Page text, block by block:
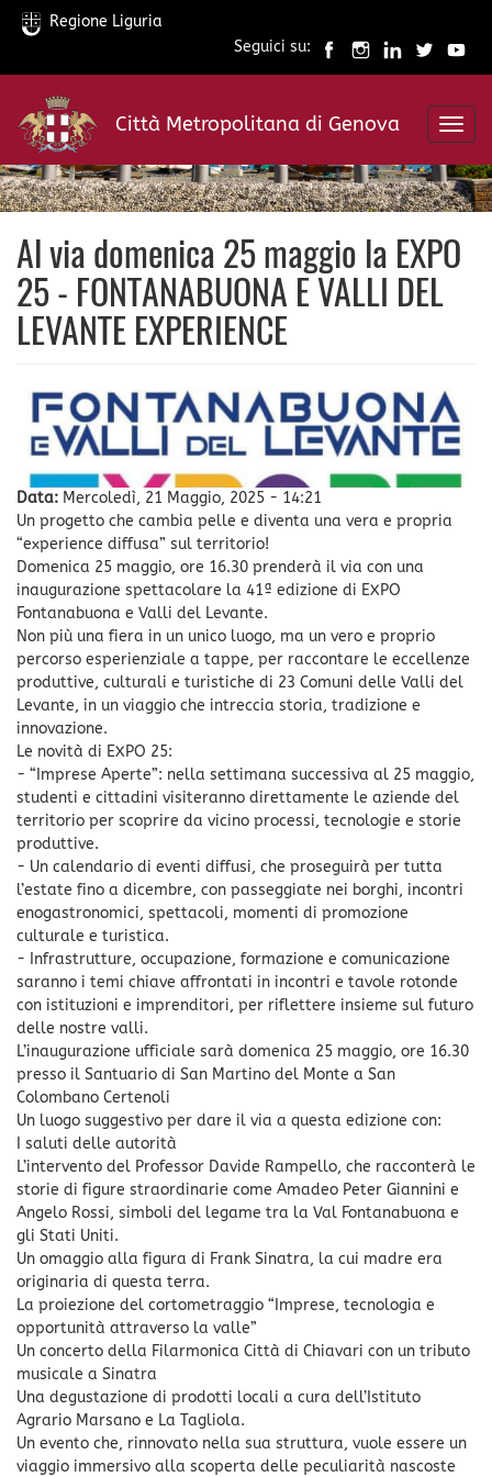
Salta
contenuto
principale
Regione Liguria
Seguici su:
Città Metropolitana di Genova
Al via domenica 25 maggio la EXPO
25 - FONTANABUONA E VALLI DEL
LEVANTE EXPERIENCE
Data: Mercoledì, 21 Maggio, 2025 - 14:21
Un progetto che cambia pelle e diventa una vera e propria
“experience diffusa” sul territorio!
Domenica 25 maggio, ore 16.30 prenderà il via con una
inaugurazione spettacolare la 41ª edizione di EXPO
Fontanabuona e Valli del Levante.
Non più una fiera in un unico luogo, ma un vero e proprio
percorso esperienziale a tappe, per raccontare le eccellenze
produttive, culturali e turistiche di 23 Comuni delle Valli del
Levante, in un viaggio che intreccia storia, tradizione e
innovazione.
Le novità di EXPO 25:
- “Imprese Aperte”: nella settimana successiva al 25 maggio,
studenti e cittadini visiteranno direttamente le aziende del
territorio per scoprire da vicino processi, tecnologie e storie
produttive.
- Un calendario di eventi diffusi, che proseguirà per tutta
l’estate fino a dicembre, con passeggiate nei borghi, incontri
enogastronomici, spettacoli, momenti di promozione
culturale e turistica.
- Infrastrutture, occupazione, formazione e comunicazione
saranno i temi chiave affrontati in incontri e tavole rotonde
con istituzioni e imprenditori, per riflettere insieme sul futuro
delle nostre valli.
L’inaugurazione ufficiale sarà domenica 25 maggio, ore 16.30
presso il Santuario di San Martino del Monte a San
Colombano Certenoli
Un luogo suggestivo per dare il via a questa edizione con:
I saluti delle autorità
L’intervento del Professor Davide Rampello, che racconterà le
storie di figure straordinarie come Amadeo Peter Giannini e
Angelo Rossi, simboli del legame tra la Val Fontanabuona e
gli Stati Uniti.
Un omaggio alla figura di Frank Sinatra, la cui madre era
originaria di questa terra.
La proiezione del cortometraggio “Imprese, tecnologia e
opportunità attraverso la valle”
Un concerto della Filarmonica Città di Chiavari con un tributo
musicale a Sinatra
Una degustazione di prodotti locali a cura dell’Istituto
Agrario Marsano e La Tagliola.
Un evento che, rinnovato nella sua struttura, vuole essere un
viaggio immersivo alla scoperta delle peculiarità nascoste